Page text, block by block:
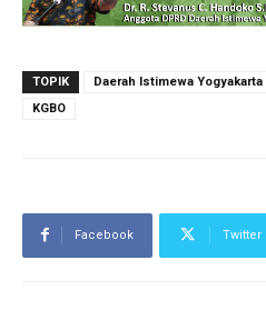
TOPIK Daerah Istimewa Yogyakarta
KGBO
Facebook Twitter